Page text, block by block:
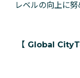
レベルの向上に努
【 Global